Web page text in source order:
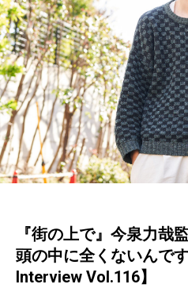
『街の上で』今泉力
頭の中に全くないんで
Interview Vol.116】